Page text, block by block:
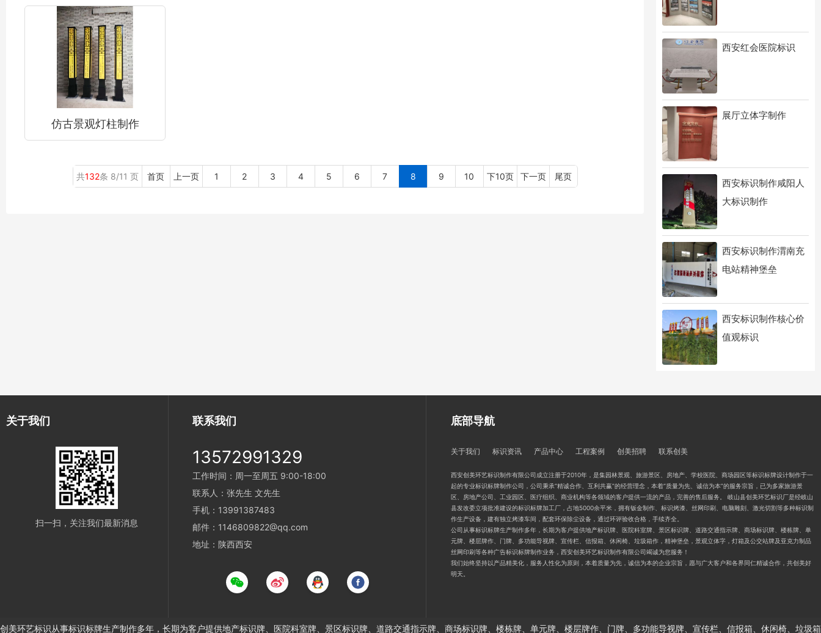
西安红会医院标识
展厅立体字制作
西安标识制作咸阳人
大标识制作
西安标识制作渭南充
电站精神堡垒
西安标识制作核心价
值观标识
仿古景观灯柱制作
共132条 8/11 页 首页 上一页 1 2 3 4 5 6 7 8 9 10 下10页 下一页 尾页
关于我们
扫一扫，关注我们最新消息
联系我们
13572991329
工作时间：周一至周五 9:00-18:00
联系人：张先生 文先生
手机：13991387483
邮件：1146809822@qq.com
地址：陕西西安
底部导航
关于我们 标识资讯 产品中心 工程案例 创美招聘 联系创美
西安创美环艺标识制作有限公司成立注册于2010年，是集园林景观、旅游景区、房地产、学校医院、商场园区等标识标牌设计制作于一
起的专业标识标牌制作公司，公司秉承“精诚合作、互利共赢”的经营理念，本着“质量为先、诚信为本”的服务宗旨，已为多家旅游景
区、房地产公司、工业园区、医疗组织、商业机构等各领域的客户提供一流的产品，完善的售后服务。 岐山县创美环艺标识厂是经岐山
县发改委立项批准建设的标识标牌加工厂，占地5000余平米，拥有钣金制作、标识烤漆、丝网印刷、电脑雕刻、激光切割等多种标识制
作生产设备，建有独立烤漆车间，配套环保除尘设备，通过环评验收合格，手续齐全。
公司从事标识标牌生产制作多年，长期为客户提供地产标识牌、医院科室牌、景区标识牌、道路交通指示牌、商场标识牌、楼栋牌、单
元牌、楼层牌作、门牌、多功能导视牌、宣传栏、信报箱、休闲椅、垃圾箱作，精神堡垒，景观立体字，灯箱及公交站牌及亚克力制品
丝网印刷等各种广告标识标牌制作业务，西安创美环艺标识制作有限公司竭诚为您服务！
我们始终坚持以产品精美化，服务人性化为原则，本着质量为先，诚信为本的企业宗旨，愿与广大客户和各界同仁精诚合作，共创美好
明天。
创美环艺标识从事标识标牌生产制作多年，长期为客户提供地产标识牌、医院科室牌、景区标识牌、道路交通指示牌、商场标识牌、楼栋牌、单元牌、楼层牌作、门牌、多功能导视牌、宣传栏、信报箱、休闲椅、垃圾箱